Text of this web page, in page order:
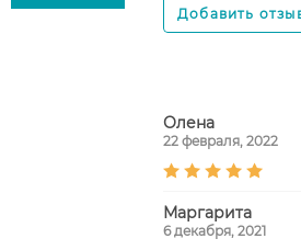
Олена
22 февраля, 2022
Маргарита
6 декабря, 2021